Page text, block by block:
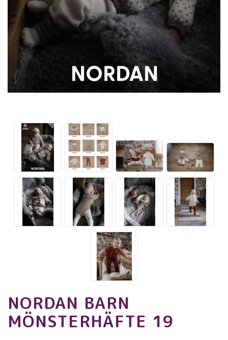
NORDAN BARN
MÖNSTERHÄFTE 19